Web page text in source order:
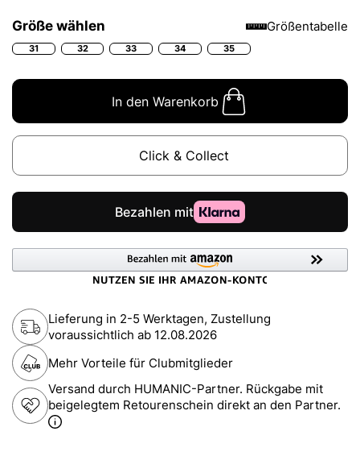
Größe wählen Größentabelle
31 32 33 34 35
In den Warenkorb
Click & Collect
Lieferung in 2-5 Werktagen, Zustellung
voraussichtlich ab 12.08.2026
Mehr Vorteile für Clubmitglieder
Versand durch HUMANIC-Partner. Rückgabe mit
beigelegtem Retourenschein direkt an den Partner.